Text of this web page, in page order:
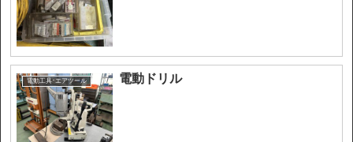
電動工具･エアツール 電動ドリル